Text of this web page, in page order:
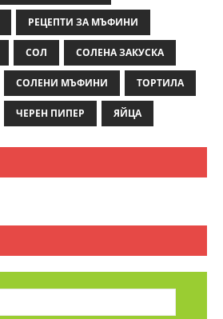
РЕЦЕПТИ ЗА МЪФИНИ
СОЛ СОЛЕНА ЗАКУСКА
СОЛЕНИ МЪФИНИ ТОРТИЛА
ЧЕРЕН ПИПЕР ЯЙЦА